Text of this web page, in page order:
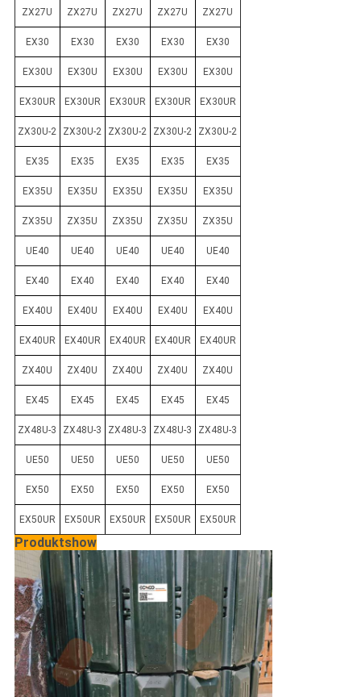
ZX27U ZX27U ZX27U ZX27U ZX27U
EX30 EX30 EX30 EX30 EX30
EX30U EX30U EX30U EX30U EX30U
EX30UR EX30UR EX30UR EX30UR EX30UR
ZX30U-2 ZX30U-2 ZX30U-2 ZX30U-2 ZX30U-2
EX35 EX35 EX35 EX35 EX35
EX35U EX35U EX35U EX35U EX35U
ZX35U ZX35U ZX35U ZX35U ZX35U
UE40 UE40 UE40 UE40 UE40
EX40 EX40 EX40 EX40 EX40
EX40U EX40U EX40U EX40U EX40U
EX40UR EX40UR EX40UR EX40UR EX40UR
ZX40U ZX40U ZX40U ZX40U ZX40U
EX45 EX45 EX45 EX45 EX45
ZX48U-3 ZX48U-3 ZX48U-3 ZX48U-3 ZX48U-3
UE50 UE50 UE50 UE50 UE50
EX50 EX50 EX50 EX50 EX50
EX50UR EX50UR EX50UR EX50UR EX50UR
Produktshow